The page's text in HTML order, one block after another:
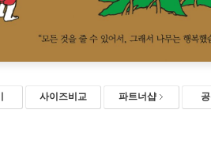
사이즈비교 파트너샵